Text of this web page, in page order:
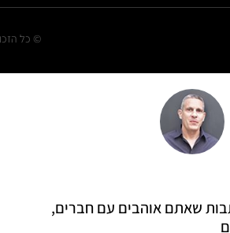
© כל
שאתם אוהבים עם חברים,